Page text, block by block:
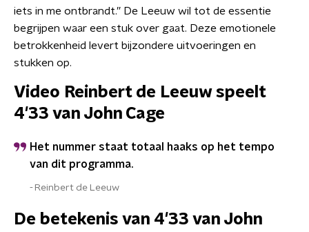
iets in me ontbrandt.” De Leeuw wil tot de essentie
begrijpen waar een stuk over gaat. Deze emotionele
betrokkenheid levert bijzondere uitvoeringen en
stukken op.
Video Reinbert de Leeuw speelt
4'33 van John Cage
Het nummer staat totaal haaks op het tempo
van dit programma.
Reinbert de Leeuw
De betekenis van 4'33 van John